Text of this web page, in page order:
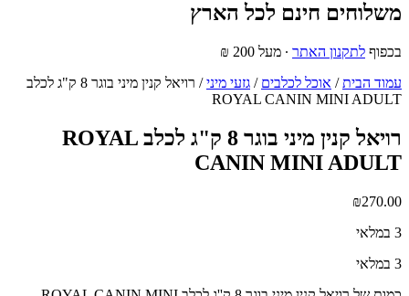
משלוחים חינם לכל הארץ
בכפוף לתקנון האתר ∙ מעל 200 ₪
עמוד הבית/ אוכל לכלבים / גזעי מיני
/ רויאל קנין מיני בוגר 8 ק"ג לכלב
ROYAL CANIN MINI ADULT
רויאל קנין מיני בוגר 8 ק"ג לכלב ROYAL
CANIN MINI ADULT
₪270.00
3 במלאי
3 במלאי